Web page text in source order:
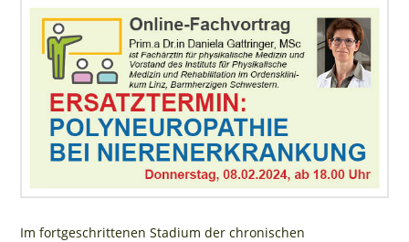
Im fortgeschrittenen Stadium der chronischen